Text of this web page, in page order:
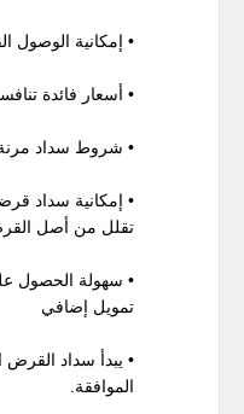
• إمكانية الوصول
• أسعار فائدة
• شروط سداد
• إمكانية سداد
تقلل من أصل
• سهولة الحصول
تمويل إضافي
• يبدأ سداد
الموافقة.